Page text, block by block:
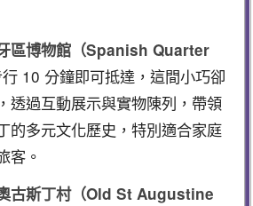
區博物館（Spanish Quarter
10 分鐘即可抵達，這間小巧卻
透過互動展示與實物陳列，帶領
的多元文化歷史，特別適合家庭
客。
古斯丁村（Old St Augustine